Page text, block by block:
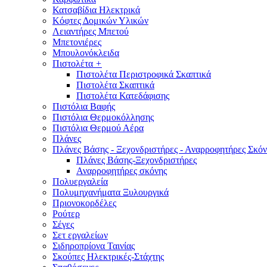
Κατσαβίδια Ηλεκτρικά
Κόφτες Δομικών Υλικών
Λειαντήρες Μπετού
Μπετονιέρες
Μπουλονόκλειδα
Πιστολέτα +
Πιστολέτα Περιστροφικά Σκαπτικά
Πιστολέτα Σκαπτικά
Πιστολέτα Κατεδάφισης
Πιστόλια Βαφής
Πιστόλια Θερμοκόλλησης
Πιστόλια Θερμού Αέρα
Πλάνες
Πλάνες Βάσης - Ξεχονδριστήρες - Αναρροφητήρες
Πλάνες Βάσης-Ξεχονδριστήρες
Αναρροφητήρες σκόνης
Πολυεργαλεία
Πολυμηχανήματα Ξυλουργικά
Πριονοκορδέλες
Ρούτερ
Σέγες
Σετ εργαλείων
Σιδηροπρίονα Ταινίας
Σκούπες Ηλεκτρικές-Στάχτης